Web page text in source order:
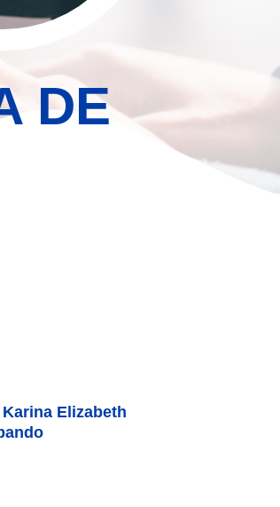
DE
Karina Elizabeth